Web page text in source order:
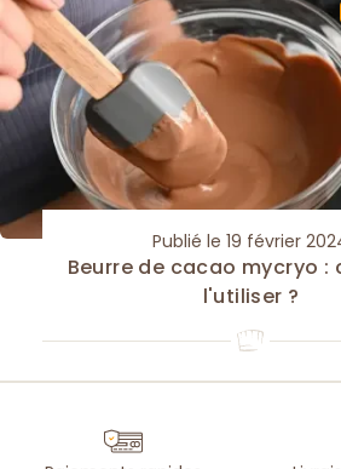
Publié le 19 février
Beurre de cacao mycryo :
l'utiliser ?